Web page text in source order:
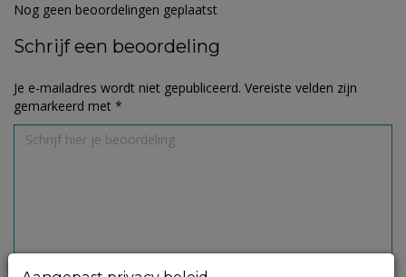
Nog geen beoordelingen geplaatst
Schrijf een beoordeling
Je e-mailadres wordt niet gepubliceerd. Vereiste velden zijn
gemarkeerd met *